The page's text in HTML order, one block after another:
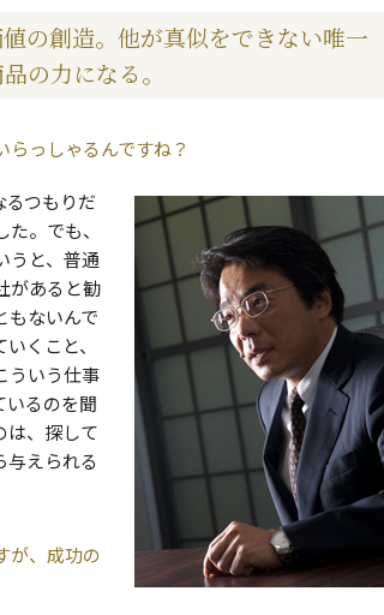
の創造。他が真似をできない唯一
の力になる。
っしゃるんですね？
つもりだ
。でも、
うと、普通
があると勧
もないんで
くこと、
ういう仕事
いるのを聞
は、探して
与えられる
が、成功の